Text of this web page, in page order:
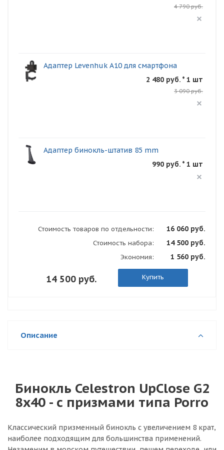
4 790 руб.
Адаптер Levenhuk A10 для смартфона
2 480 руб. * 1 шт
3 090 руб.
Адаптер бинокль-штатив 85 mm
990 руб. * 1 шт
Стоимость товаров по отдельности: 16 060 руб.
Стоимость набора: 14 500 руб.
Экономия: 1 560 руб.
14 500 руб. Купить
Описание
Бинокль Celestron UpClose G2
8x40 - с призмами типа Porro
Классический призменный бинокль с увеличением 8 крат,
наиболее подходящим для большинства применений.